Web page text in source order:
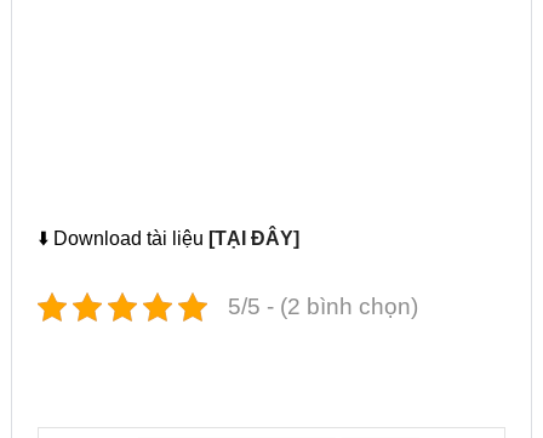
⬇️ Download tài liệu [TẠI ĐÂY]
5/5 - (2 bình chọn)